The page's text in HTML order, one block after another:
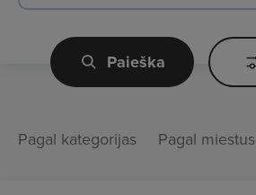
Paieška
Pagal kategorijas Pagal miestus